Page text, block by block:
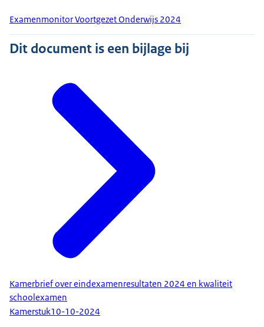
Examenmonitor Voortgezet Onderwijs 2024
Dit document is een bijlage bij
Kamerbrief over eindexamenresultaten 2024 en kwaliteit
schoolexamen
Kamerstuk10-10-2024